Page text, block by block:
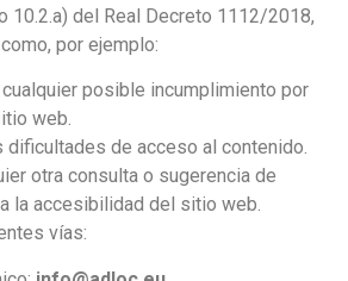
10.2.a) del Real Decreto 1112/2018,
por ejemplo:
posible incumplimiento por
web.
dificultades de acceso al contenido.
otra consulta o sugerencia de
la accesibilidad del sitio web.
vías: